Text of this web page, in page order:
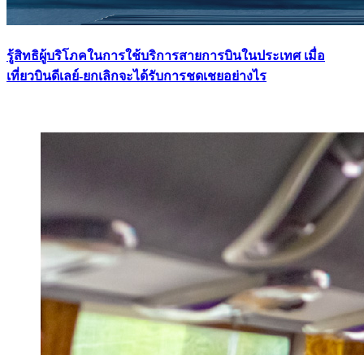
รู้สิทธิผู้บริโภคในการใช้บริการสายการบินในประเทศ เมื่อ
เที่ยวบินดีเลย์-ยกเลิกจะได้รับการชดเชยอย่างไร